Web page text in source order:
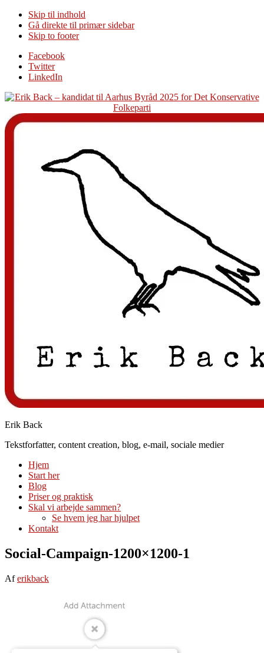
Skip til indhold
Gå direkte til primær sidebar
Skip to footer
Additional
menu
Facebook
Twitter
LinkedIn
Erik Back
Tekstforfatter, content creation, blog, e-mail, sociale medier
Hjem
Start her
Blog
Priser og praktisk
Skal vi arbejde sammen?
Se hvem jeg har hjulpet
Kontakt
Social-Campaign-1200×1200-1
Aferikback